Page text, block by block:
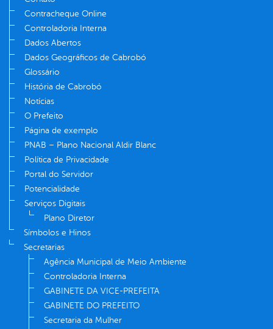
Contracheque Online
Controladoria Interna
Dados Abertos
Dados Geográficos de Cabrobó
Glossário
História de Cabrobó
Notícias
O Prefeito
Página de exemplo
PNAB – Plano Nacional Aldir Blanc
Política de Privacidade
Portal do Servidor
Potencialidade
Serviços Digitais
Plano Diretor
Símbolos e Hinos
Secretarias
Agência Municipal de Meio Ambiente
Controladoria Interna
GABINETE DA VICE-PREFEITA
GABINETE DO PREFEITO
Secretaria da Mulher